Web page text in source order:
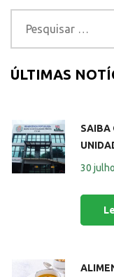
ÚLTIMAS
SAIBA
30